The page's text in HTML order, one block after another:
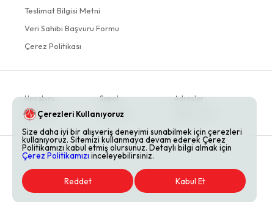
Teslimat Bilgisi Metni
Veri Sahibi Başvuru Formu
Çerez Politikası
Hesabım
Siparişler
Sepet
Favoriler
Adresler
Çerezleri Kullanıyoruz
Size daha iyi bir alışveriş deneyimi sunabilmek için çerezleri
kullanıyoruz. Sitemizi kullanmaya devam ederek Çerez
Politikamızı kabul etmiş olursunuz. Detaylı bilgi almak için
Çerez Politikamızı inceleyebilirsiniz.
Reddet Kabul Et